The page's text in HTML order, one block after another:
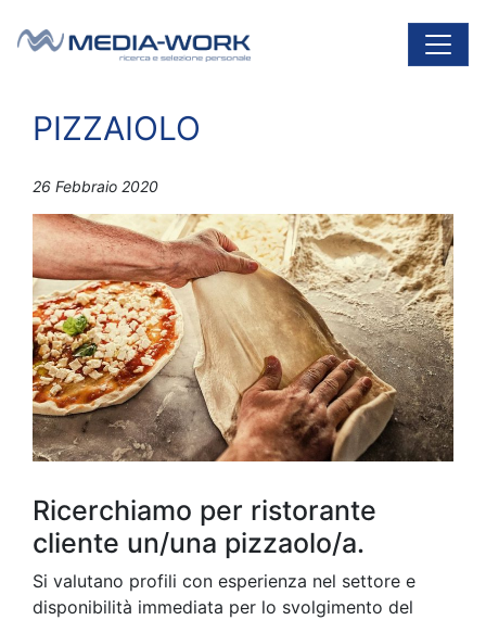
Navigazione principale
PIZZAIOLO
26 Febbraio 2020
Ricerchiamo per ristorante
cliente un/una pizzaolo/a.
Si valutano profili con esperienza nel settore e
disponibilità immediata per lo svolgimento del